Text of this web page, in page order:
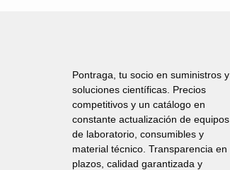
Pontraga, tu socio en suministros y
soluciones científicas. Precios
competitivos y un catálogo en
constante actualización de equipos
de laboratorio, consumibles y
material técnico. Transparencia en
plazos, calidad garantizada y